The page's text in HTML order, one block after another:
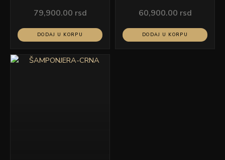
79,900.00 rsd
DODAJ U KORPU
60,900.00 rsd
DODAJ U KORPU